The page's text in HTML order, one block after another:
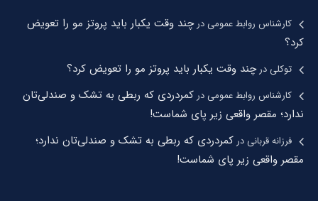
کارشناس روابط عمومیدرچند وقت یکبار باید پروتز مو را تعویض
کرد؟
توکلیدرچند وقت یکبار باید پروتز مو را تعویض کرد؟
کارشناس روابط عمومیدر کمردردی که ربطی به تشک و صندلی‌تان
ندارد؛ مقصر واقعی زیر پای شماست!
فرزانه قربانیدر کمردردی که ربطی به تشک و صندلی‌تان ندارد؛
مقصر واقعی زیر پای شماست!